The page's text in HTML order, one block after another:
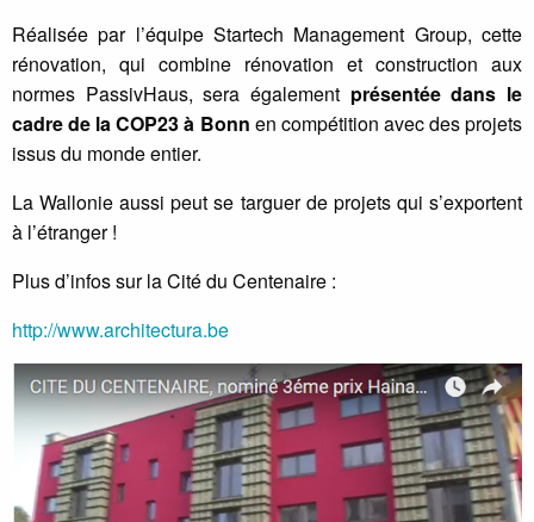
Réalisée par l’équipe Startech Management Group, cette
rénovation, qui combine rénovation et construction aux
normes PassivHaus, sera également présentée dans le
cadre de la COP23 à Bonn en compétition avec des projets
issus du monde entier.
La Wallonie aussi peut se targuer de projets qui s’exportent
à l’étranger !
Plus d’infos sur la Cité du Centenaire :
http://www.architectura.be